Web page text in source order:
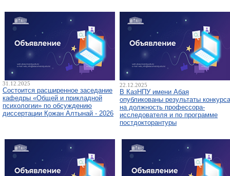
31.12.2025
Состоится расширенное заседание
кафедры «Общей и прикладной
психологии» по обсуждению
диссертации Қожан Алтынай - 2026
22.12.2025
В КазНПУ имени Абая
опубликованы результаты конкурса
на должность профессора-
исследователя и по программе
постдокторантуры